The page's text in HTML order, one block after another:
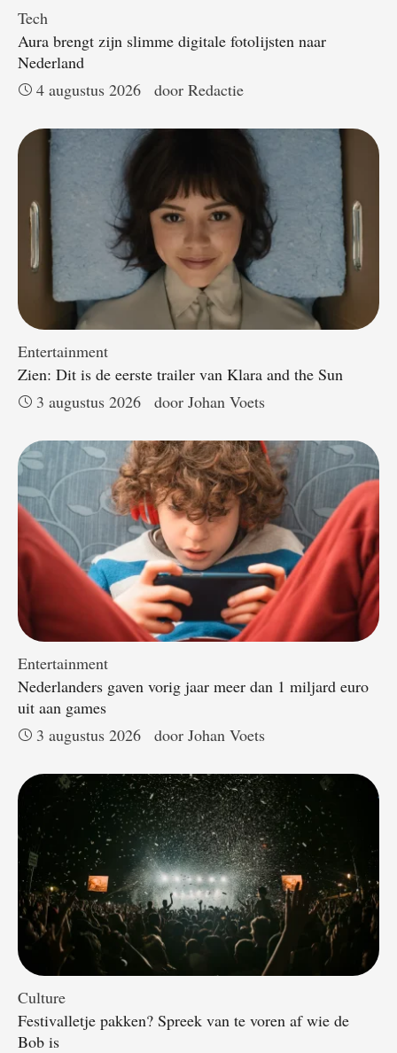
Tech
Aura brengt zijn slimme digitale fotolijsten naar
Nederland
4 augustus 2026
door Redactie
Entertainment
Zien: Dit is de eerste trailer van Klara and the Sun
3 augustus 2026
door Johan Voets
Entertainment
Nederlanders gaven vorig jaar meer dan 1 miljard euro
uit aan games
3 augustus 2026
door Johan Voets
Culture
Festivalletje pakken? Spreek van te voren af wie de
Bob is